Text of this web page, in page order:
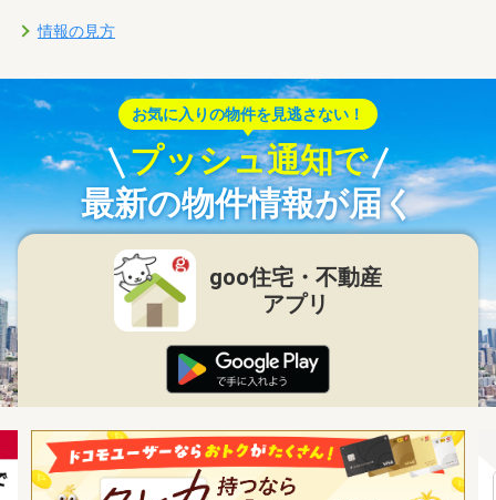
情報の見方
お気に入りの物件を見逃さない！
プッシュ通知で
最新の物件情報が届く
goo住宅・不動産
アプリ